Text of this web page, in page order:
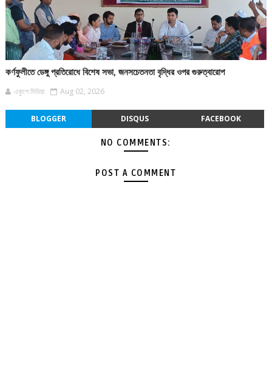
কর্ণফুলীতে ডেঙ্গু প্রতিরোধে বিশেষ সভা, জনসচেতনতা বৃদ্ধির ওপর গুরুত্বারোপ
একুশে মিডিয়া Aug 02, 2026
BLOGGER DISQUS FACEBOOK
NO COMMENTS:
POST A COMMENT